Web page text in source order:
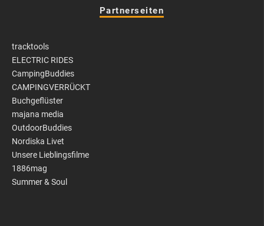
Partnerseiten
tracktools
ELECTRIC RIDES
CampingBuddies
CAMPINGVERRÜCKT
Buchgeflüster
majana media
OutdoorBuddies
Nordiska Livet
Unsere Lieblingsfilme
1886mag
Summer & Soul